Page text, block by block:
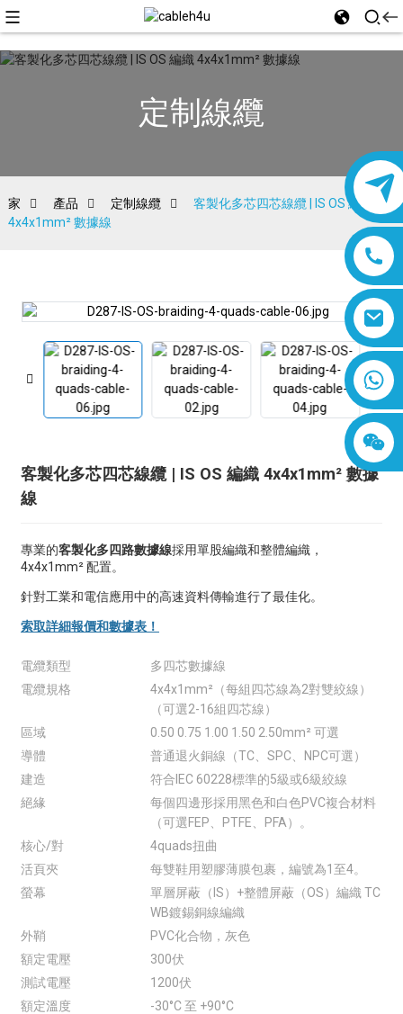
8618019377761
定制線纜
家 產品 定制線纜
客製化多芯四芯線纜 | IS OS 編織
4x4x1mm² 數據線
客製化多芯四芯線纜 | IS OS 編織 4x4x1mm² 數據
線
專業的客製化多四路數據線採用單股編織和整體編織，
4x4x1mm² 配置。
針對工業和電信應用中的高速資料傳輸進行了最佳化。
索取詳細報價和數據表！
電纜類型
多四芯數據線
電纜規格
4x4x1mm²（每組四芯線為2對雙絞線）
（可選2-16組四芯線）
區域
0.50 0.75 1.00 1.50 2.50mm² 可選
導體
普通退火銅線（TC、SPC、NPC可選）
建造
符合IEC 60228標準的5級或6級絞線
絕緣
每個四邊形採用黑色和白色PVC複合材料
（可選FEP、PTFE、PFA）。
核心/對
4quads扭曲
活頁夾
每雙鞋用塑膠薄膜包裹，編號為1至4。
螢幕
單層屏蔽（IS）+整體屏蔽（OS）編織 TC
WB鍍錫銅線編織
外鞘
PVC化合物，灰色
額定電壓
300伏
測試電壓
1200伏
額定溫度
-30°C 至 +90°C